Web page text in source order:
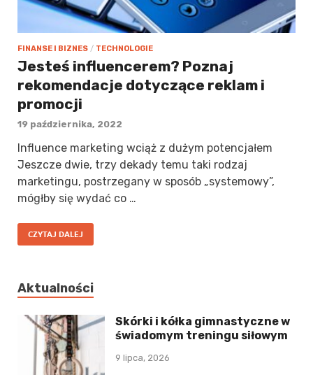
FINANSE I BIZNES / TECHNOLOGIE
Jesteś influencerem? Poznaj
rekomendacje dotyczące reklam i
promocji
19 października, 2022
Influence marketing wciąż z dużym potencjałem
Jeszcze dwie, trzy dekady temu taki rodzaj
marketingu, postrzegany w sposób „systemowy”,
mógłby się wydać co …
CZYTAJ DALEJ
Aktualności
Skórki i kółka gimnastyczne w
świadomym treningu siłowym
9 lipca, 2026